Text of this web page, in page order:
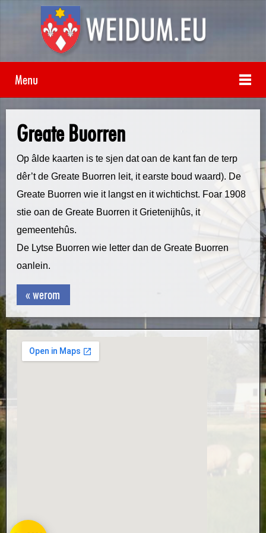
Menu
Greate Buorren
Op âlde kaarten is te sjen dat oan de kant fan de terp
dêr’t de Greate Buorren leit, it earste boud waard). De
Greate Buorren wie it langst en it wichtichst. Foar 1908
stie oan de Greate Buorren it Grietenijhûs, it
gemeentehûs.
De Lytse Buorren wie letter dan de Greate Buorren
oanlein.
« werom